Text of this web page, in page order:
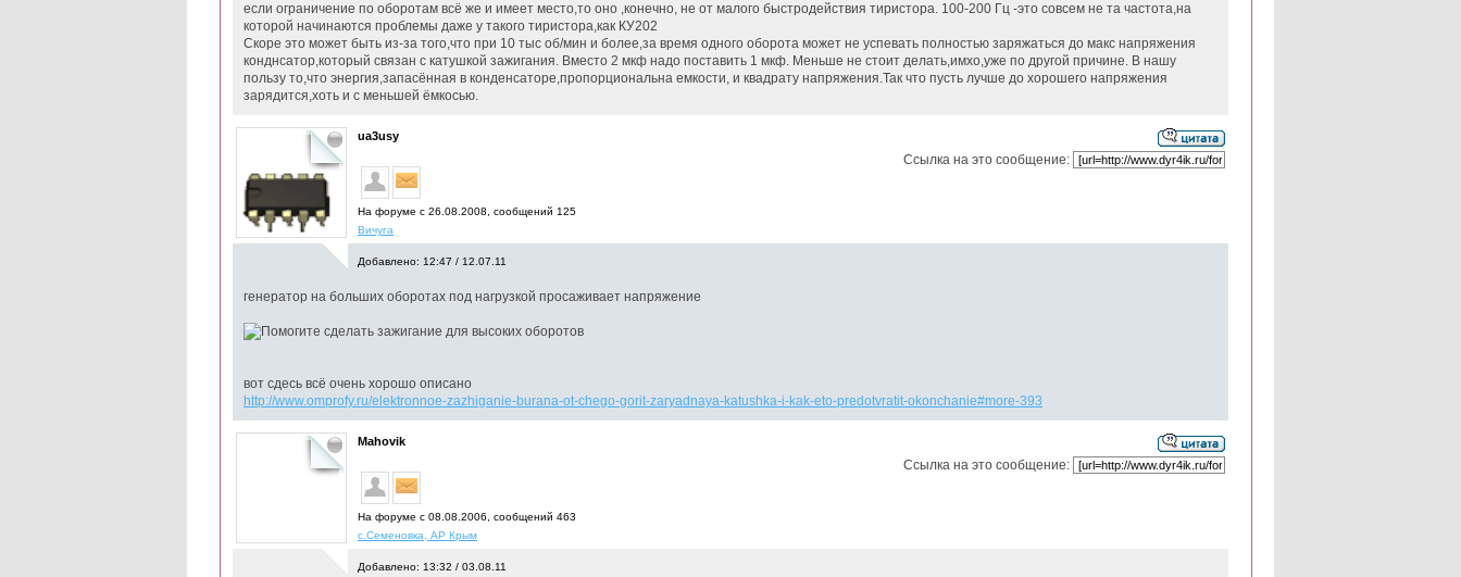
если ограничение по оборотам всё же и имеет место,то оно ,конечно, не от малого быстродействия тиристора. 100-200 Гц -это совсем не та частота,на
которой начинаются проблемы даже у такого тиристора,как КУ202
Скоре это может быть из-за того,что при 10 тыс об/мин и более,за время одного оборота может не успевать полностью заряжаться до макс напряжения
конднсатор,который связан с катушкой зажигания. Вместо 2 мкф надо поставить 1 мкф. Меньше не стоит делать,имхо,уже по другой причине. В нашу
пользу то,что энергия,запасённая в конденсаторе,пропорциональна емкости, и квадрату напряжения.Так что пусть лучше до хорошего напряжения
зарядится,хоть и с меньшей ёмкосью.
ua3usy
На форуме с 26.08.2008, cообщений 125
Вичуга
Ссылка на это сообщение:
Добавлено: 12:47 / 12.07.11
генератор на больших оборотах под нагрузкой просаживает напряжение
вот сдесь всё очень хорошо описано
http://www.omprofy.ru/elektronnoe-zazhiganie-burana-ot-chego-gorit-zaryadnaya-katushka-i-kak-eto-predotvratit-okonchanie#more-393
Mahovik
На форуме с 08.08.2006, cообщений 463
с.Семеновка, АР Крым
Ссылка на это сообщение:
Добавлено: 13:32 / 03.08.11